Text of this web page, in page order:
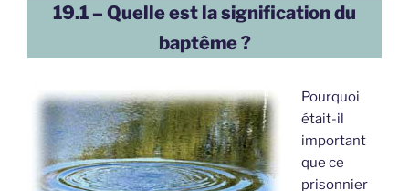
19.1 – Quelle est la signification du
baptême ?
Pourquoi
était-il
important
que ce
prisonnier